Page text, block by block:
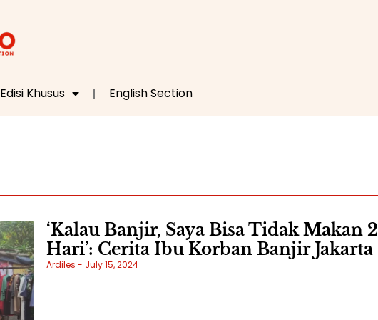
Edisi Khusus English Section
‘Kalau Banjir, Saya Bisa Tidak Makan 2
Hari’: Cerita Ibu Korban Banjir Jakarta
Ardiles July 15, 2024